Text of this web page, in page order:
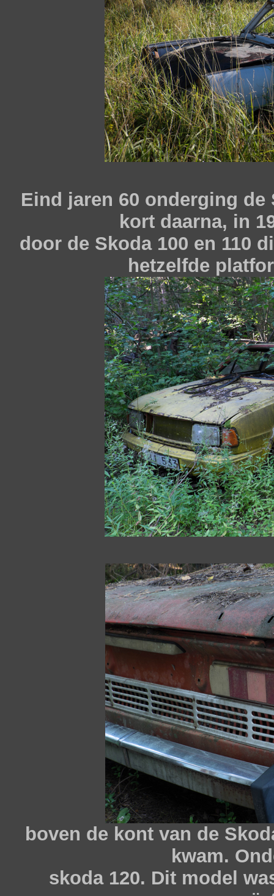
Eind jaren 60 onderging de
kort daarna, in
door de Skoda 100 en 110
hetzelfde
boven de kont van de
kwam.
skoda 120. Dit model